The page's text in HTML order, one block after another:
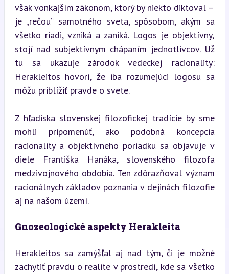
však vonkajším zákonom, ktorý by niekto diktoval –
je „rečou“ samotného sveta, spôsobom, akým sa
všetko riadi, vzniká a zaniká. Logos je objektívny,
stojí nad subjektívnym chápaním jednotlivcov. Už
tu sa ukazuje zárodok vedeckej racionality:
Herakleitos hovorí, že iba rozumejúci logosu sa
môžu priblížiť pravde o svete.
Z hľadiska slovenskej filozofickej tradície by sme
mohli pripomenúť, ako podobná koncepcia
racionality a objektívneho poriadku sa objavuje v
diele Františka Hanáka, slovenského filozofa
medzivojnového obdobia. Ten zdôrazňoval význam
racionálnych základov poznania v dejinách filozofie
aj na našom území.
Gnozeologické aspekty Herakleita
Herakleitos sa zamýšľal aj nad tým, či je možné
zachytiť pravdu o realite v prostredí, kde sa všetko